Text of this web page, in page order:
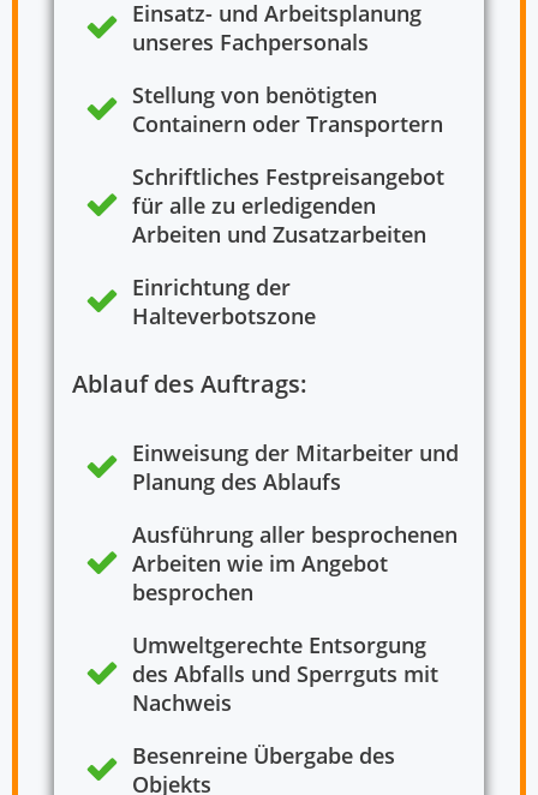
Einsatz- und Arbeitsplanung
unseres Fachpersonals
Stellung von benötigten
Containern oder Transportern
Schriftliches Festpreisangebot
für alle zu erledigenden
Arbeiten und Zusatzarbeiten
Einrichtung der
Halteverbotszone
Ablauf des Auftrags:
Einweisung der Mitarbeiter und
Planung des Ablaufs
Ausführung aller besprochenen
Arbeiten wie im Angebot
besprochen
Umweltgerechte Entsorgung
des Abfalls und Sperrguts mit
Nachweis
Besenreine Übergabe des
Objekts